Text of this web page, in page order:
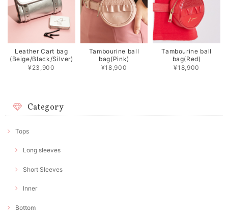
Leather Cart bag
(Beige/Black/Silver)
¥23,900
Tambourine ball
bag(Pink)
¥18,900
Tambourine ball
bag(Red)
¥18,900
Category
Tops
Long sleeves
Short Sleeves
Inner
Bottom